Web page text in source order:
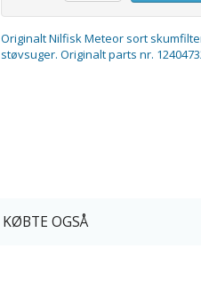
Originalt Nilfisk Meteor sort
støvsuger. Originalt parts nr.
OGSÅ